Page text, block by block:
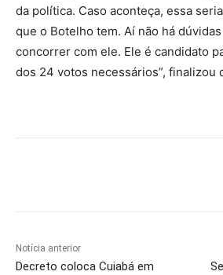
da política. Caso aconteça, essa
que o Botelho tem. Aí não há
concorrer com ele. Ele é candidato
dos 24 votos necessários”, finalizou
Notícia anterior
Decreto coloca Cuiabá em